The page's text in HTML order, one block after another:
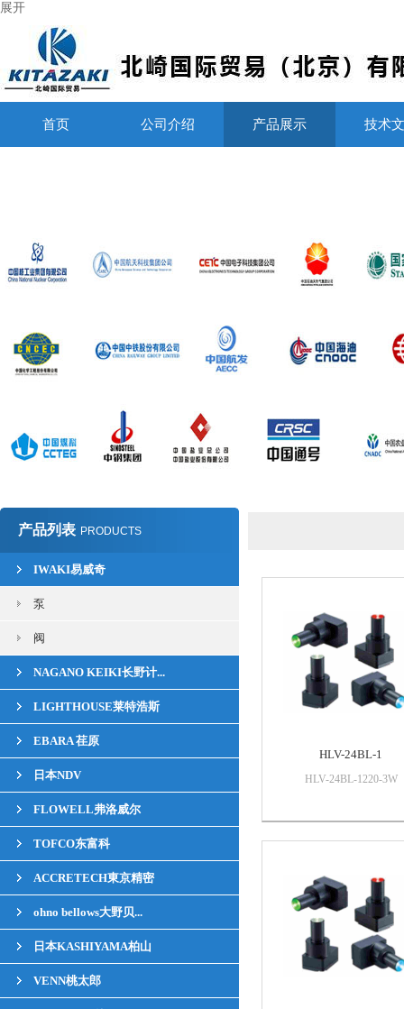
展开
首页 公司介绍 产品展示 技术
产品列表 PRODUCTS
IWAKI易威奇
泵
阀
NAGANO KEIKI长野计...
LIGHTHOUSE莱特浩斯
EBARA 荏原
日本NDV
FLOWELL弗洛威尔
TOFCO东富科
ACCRETECH東京精密
ohno bellows大野贝...
日本KASHIYAMA柏山
VENN桃太郎
HLV-24BL-1
HLV-24BL-1220-3W